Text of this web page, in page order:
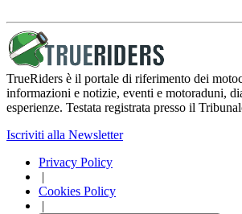
TrueRiders è il portale di riferimento dei
informazioni e notizie, eventi e motoraduni,
esperienze. Testata registrata presso il
Iscriviti alla Newsletter
Privacy Policy
|
Cookies Policy
|